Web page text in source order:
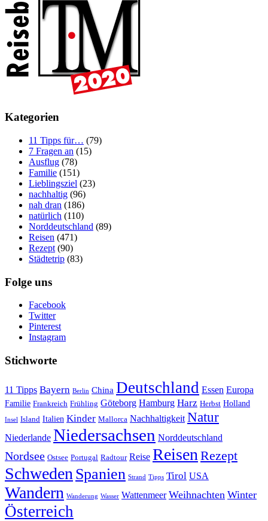
Kategorien
11 Tipps für… (79)
7 Fragen an (15)
Ausflug (78)
Familie (151)
Lieblingsziel (23)
nachhaltig (96)
nah dran (186)
natürlich (110)
Norddeutschland (89)
Reisen (471)
Rezept (90)
Städtetrip (83)
Folge uns
Facebook
Twitter
Pinterest
Instagram
Stichworte
11 Tipps Bayern Berlin China Deutschland Essen Europa
Familie Frankreich Frühling Göteborg Hamburg Harz Herbst Holland
Insel Island Italien Kinder Mallorca Nachhaltigkeit Natur
Niederlande Niedersachsen Norddeutschland
Nordsee Ostsee Portugal Radtour Reise Reisen Rezept
Schweden Spanien Strand Tipps Tirol USA
Wandern Wanderung Wasser Wattenmeer Weihnachten Winter
Österreich